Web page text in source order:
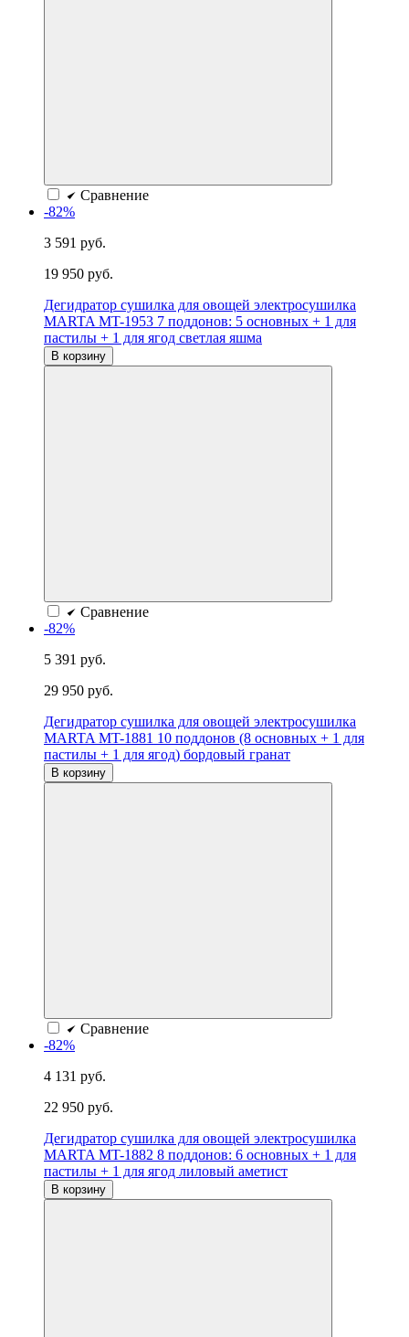
Сравнение
-82%
3 591 руб.
19 950 руб.
Дегидратор сушилка для овощей электросушилка
MARTA MT-1953 7 поддонов: 5 основных + 1 для
пастилы + 1 для ягод светлая яшма
В корзину
Сравнение
-82%
5 391 руб.
29 950 руб.
Дегидратор сушилка для овощей электросушилка
MARTA MT-1881 10 поддонов (8 основных + 1 для
пастилы + 1 для ягод) бордовый гранат
В корзину
Сравнение
-82%
4 131 руб.
22 950 руб.
Дегидратор сушилка для овощей электросушилка
MARTA MT-1882 8 поддонов: 6 основных + 1 для
пастилы + 1 для ягод лиловый аметист
В корзину